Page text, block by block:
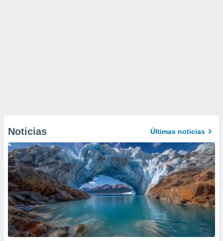
Noticias Últimas noticias